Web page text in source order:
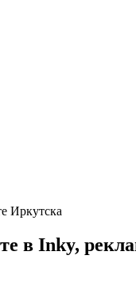
Иркутска
Inky,